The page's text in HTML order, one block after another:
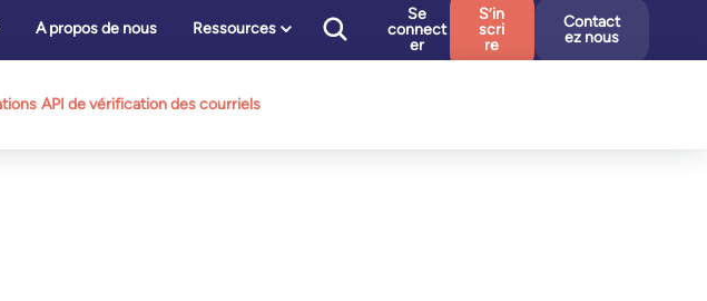
A propos de nous Ressources
Se
connect
er
S’in
scri
re
Contact
ez nous
API de vérification des courriels